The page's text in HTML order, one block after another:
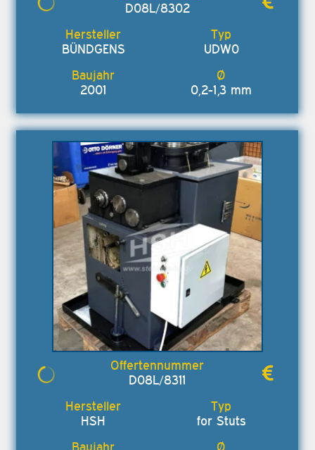
D08L/8302
BÜNDGENS UDW0
2001 0,2-1,3 mm
D08L/8311
HSH for Stuts